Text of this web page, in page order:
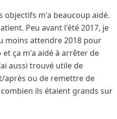
objectifs m'a beaucoup aidé.
Peu avant l'été 2017, je
moins attendre 2018 pour
et ça m'a aidé à arrêter de
aussi trouvé utile de
après ou de remettre de
ils étaient grands sur